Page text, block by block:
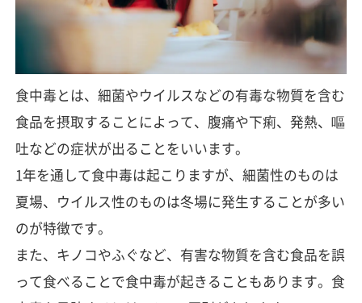
食中毒とは、細菌やウイルスなどの有毒な物質を含む
食品を摂取することによって、腹痛や下痢、発熱、嘔
吐などの症状が出ることをいいます。
1年を通して食中毒は起こりますが、細菌性のものは
夏場、ウイルス性のものは冬場に発生することが多い
のが特徴です。
また、キノコやふぐなど、有害な物質を含む食品を誤
って食べることで食中毒が起きることもあります。食